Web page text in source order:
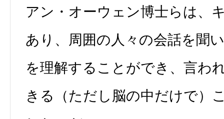
アン・オーウェン博士らは、
あり、周囲の人々の会話を聞
を理解することができ、言わ
きる（ただし脳の中だけで）